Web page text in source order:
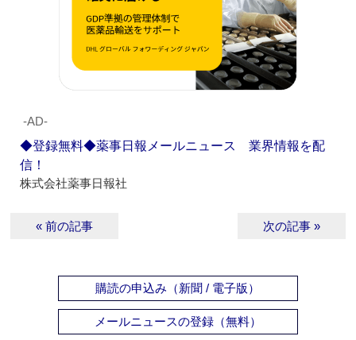
‐AD‐
◆登録無料◆薬事日報メールニュース 業界情報を配
信！
株式会社薬事日報社
« 前の記事 次の記事 »
購読の申込み（新聞 / 電子版）
メールニュースの登録（無料）